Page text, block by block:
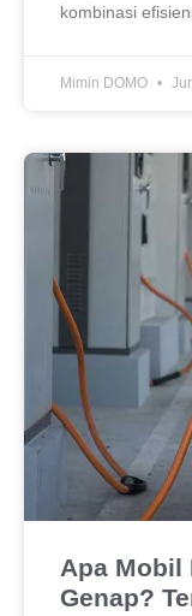
kombinasi
Mimin DOMO
Apa Mobil
Genap?